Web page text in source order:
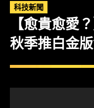
科技新聞
【愈貴愈愛
秋季推白金